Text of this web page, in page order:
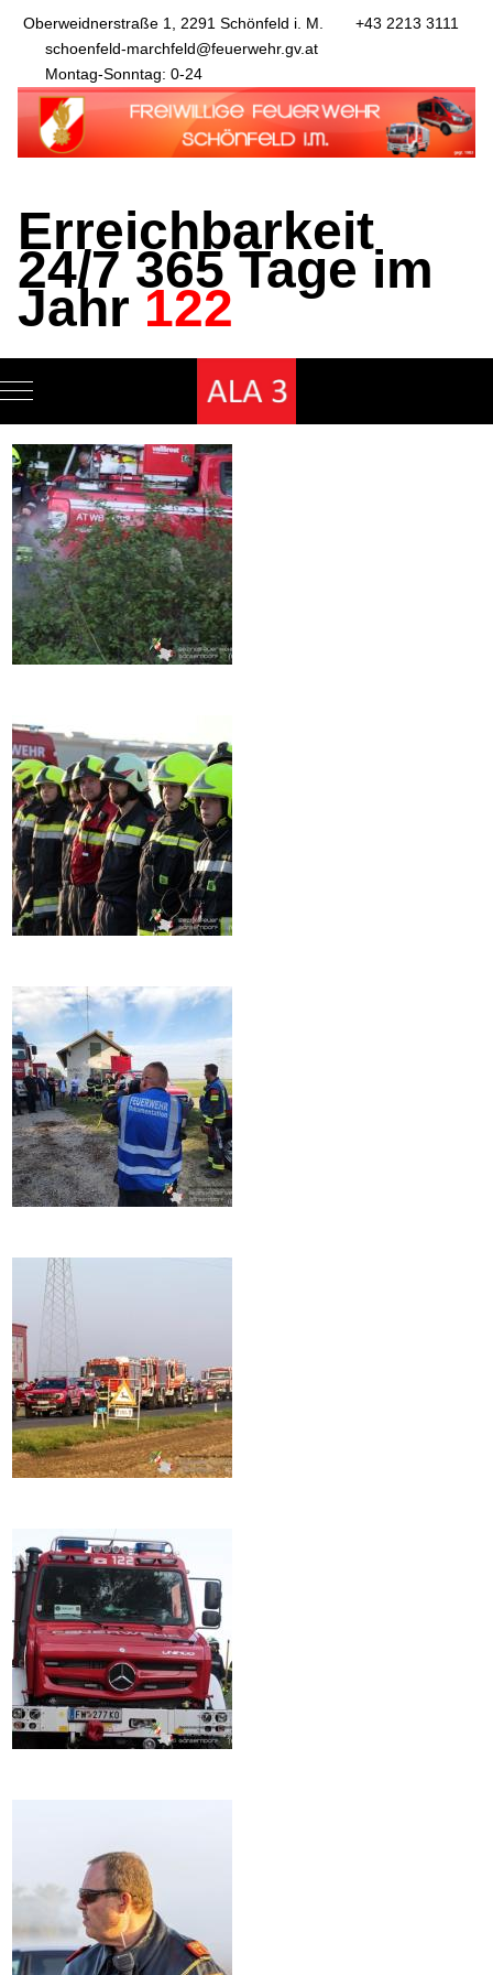
Oberweidnerstraße 1, 2291 Schönfeld i. M.
+43 2213 3111
schoenfeld-marchfeld@feuerwehr.gv.at
Montag-Sonntag: 0-24
Erreichbarkeit
24/7 365 Tage im
Jahr122
Mobile Menu Toggle